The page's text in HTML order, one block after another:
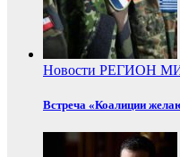
Новости РЕГИОН
Встреча «Коалиции